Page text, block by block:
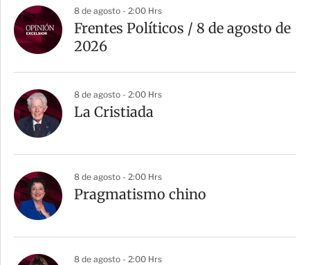
8 de agosto - 2:00 Hrs
Frentes Políticos / 8 de agosto de
2026
8 de agosto - 2:00 Hrs
La Cristiada
8 de agosto - 2:00 Hrs
Pragmatismo chino
8 de agosto - 2:00 Hrs